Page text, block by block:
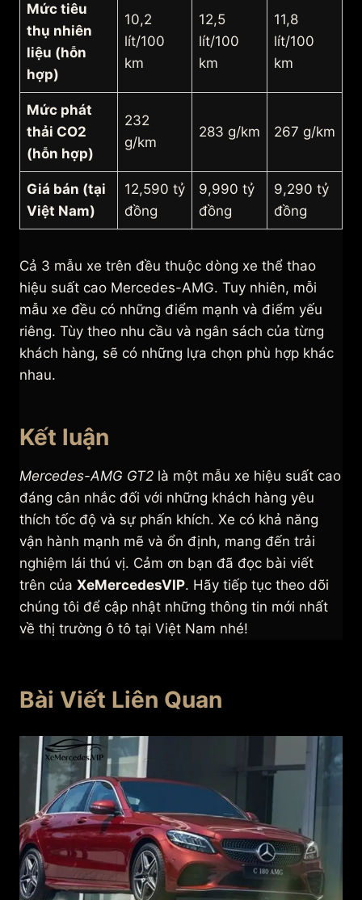
Mức tiêu
thụ nhiên
liệu (hỗn
hợp)
10,2
lít/100
km
12,5
lít/100
km
11,8
lít/100
km
Mức phát
thải CO2
(hỗn hợp)
232
g/km
283 g/km 267 g/km
Giá bán (tại
Việt Nam)
12,590 tỷ
đồng
9,990 tỷ
đồng
9,290 tỷ
đồng
Cả 3 mẫu xe trên đều thuộc dòng xe thể thao
hiệu suất cao Mercedes-AMG. Tuy nhiên, mỗi
mẫu xe đều có những điểm mạnh và điểm yếu
riêng. Tùy theo nhu cầu và ngân sách của từng
khách hàng, sẽ có những lựa chọn phù hợp khác
nhau.
Kết luận
Mercedes-AMG GT2 là một mẫu xe hiệu suất cao
đáng cân nhắc đối với những khách hàng yêu
thích tốc độ và sự phấn khích. Xe có khả năng
vận hành mạnh mẽ và ổn định, mang đến trải
nghiệm lái thú vị. Cảm ơn bạn đã đọc bài viết
trên của XeMercedesVIP. Hãy tiếp tục theo dõi
chúng tôi để cập nhật những thông tin mới nhất
về thị trường ô tô tại Việt Nam nhé!
Bài Viết Liên Quan